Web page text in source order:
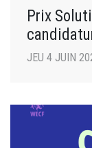
Prix
JEU 4 JUIN